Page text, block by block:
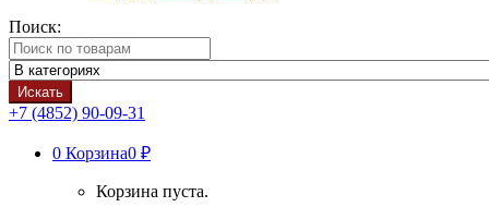
Поиск:
Искать
+7 (4852) 90-09-31
0 Корзина0 ₽
Корзина пуста.